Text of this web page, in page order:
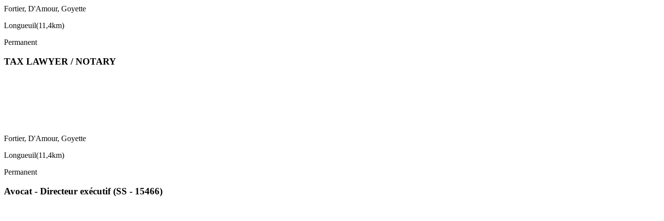
Fortier, D'Amour, Goyette
Longueuil(11,4km)
Permanent
TAX LAWYER / NOTARY
Fortier, D'Amour, Goyette
Longueuil(11,4km)
Permanent
Avocat - Directeur exécutif (SS - 15466)